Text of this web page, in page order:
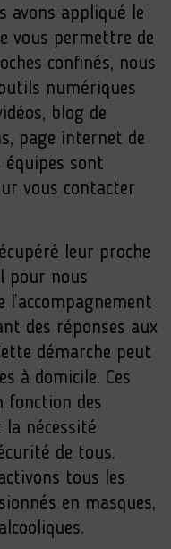
avons appliqué le
vous permettre de
confinés, nous
numériques
blog de
page internet de
équipes sont
vous contacter
leur proche
pour nous
des réponses aux
démarche peut
à domicile. Ces
fonction des
la nécessité
de tous.
tous les
en masques,